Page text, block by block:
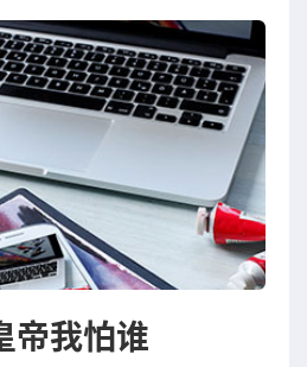
帝我怕谁